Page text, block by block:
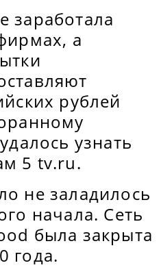
заработала
а
рублей
узнать
5 tv.ru.
не заладилось
начала. Сеть
была закрыта
года.